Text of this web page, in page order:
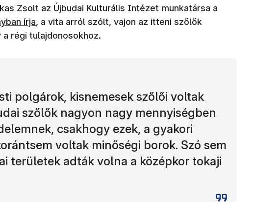
Zsolt az Újbudai Kulturális Intézet munkatársa a
nyílik meg)
írja, a vita arról szólt, vajon az itteni szőlők
régi tulajdonosokhoz.
polgárok, kisnemesek szőlői voltak
szőlők nagyon nagy mennyiségben
csakhogy ezek, a gyakori
voltak minőségi borok. Szó sem
területek adták volna a középkor tokaji